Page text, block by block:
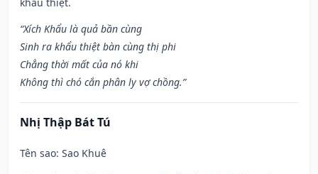
“Xích Khẩu là quả bần cùng
Sinh ra khẩu thiệt bàn cùng thị phi
Chẳng thời mất của nó khi
Không thì chó cắn phân ly vợ chồng.”
Nhị Thập Bát Tú
Tên sao: Sao Khuê